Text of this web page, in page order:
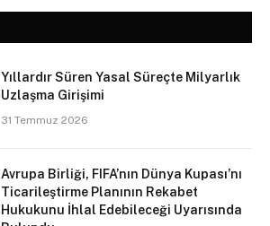
Yıllardır Süren Yasal Süreçte Milyarlık
Uzlaşma Girişimi
31 Temmuz 2026
Avrupa Birliği, FIFA’nın Dünya Kupası’nı
Ticarileştirme Planının Rekabet
Hukukunu İhlal Edebileceği Uyarısında